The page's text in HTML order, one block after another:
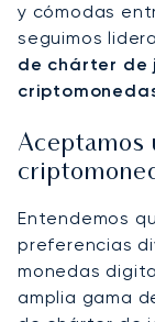
y cómodas
seguimos
de chárter de
Aceptamos
Entendemos
preferencias
monedas
amplia gama